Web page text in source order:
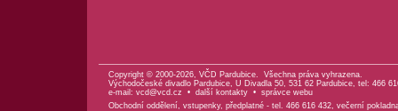
Copyright © 2000-2026, VČD Pardubice. Všechna práva vyhrazena.
Východočeské divadlo Pardubice, U Divadla 50, 531 62 Pardubice, tel: 466
e-mail: vcd@vcd.cz • další kontakty• správce webu
Obchodní oddělení, vstupenky, předplatné - tel. 466 616 432, večerní